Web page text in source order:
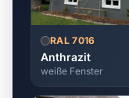
RAL 7016
Anthrazit
weiße Fenster